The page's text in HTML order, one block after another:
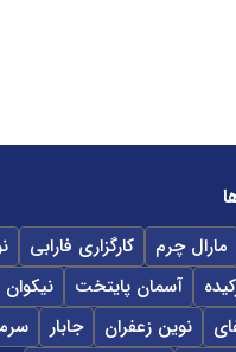
مارال چرم کارگزاری فارابی
آسمان پایتخت
نوین زعفران جابار